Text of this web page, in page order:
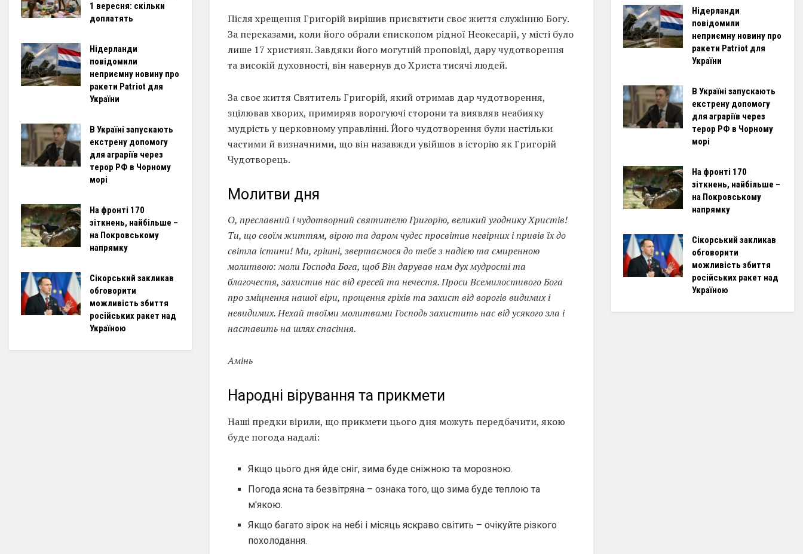
Після хрещення Григорій вирішив присвятити своє життя служінню Богу.
За переказами, коли його обрали єпископом рідної Неокесарії, у місті було
лише 17 християн. Завдяки його могутній проповіді, дару чудотворення
та високій духовності, він навернув до Христа тисячі людей.
За своє життя Святитель Григорій, який отримав дар чудотворення,
зцілював хворих, примиряв ворогуючі сторони та виявляв неабияку
мудрість у церковному управлінні. Його чудотворення були настільки
частими й визначними, що він назавжди увійшов в історію як Григорій
Чудотворець.
Молитви дня
О, преславний і чудотворний святителю Григорію, великий угоднику Христів!
Ти, що своїм життям, вірою та даром чудес просвітив невірних і привів їх до
світла істини! Ми, грішні, звертаємося до тебе з надією та смиренною
молитвою: моли Господа Бога, щоб Він дарував нам дух мудрості та
благочестя, захистив нас від єресей та нечестя. Проси Всемилостивого Бога
про зміцнення нашої віри, прощення гріхів та захист від ворогів видимих і
невидимих. Нехай твоїми молитвами Господь захистить нас від усякого зла і
наставить на шлях спасіння.
Амінь
Народні вірування та прикмети
Наші предки вірили, що прикмети цього дня можуть передбачити, якою
буде погода надалі:
Якщо цього дня йде сніг, зима буде сніжною та морозною.
Погода ясна та безвітряна – ознака того, що зима буде теплою та
м'якою.
Якщо багато зірок на небі і місяць яскраво світить – очікуйте різкого
похолодання.
1 вересня: скільки
доплатять
Нідерланди
повідомили
неприємну новину про
ракети Patriot для
України
В Україні запускають
екстрену допомогу
для аграріїв через
терор РФ в Чорному
морі
На фронті 170
зіткнень, найбільше –
на Покровському
напрямку
Сікорський закликав
обговорити
можливість збиття
російських ракет над
Україною
Нідерланди
повідомили
неприємну новину про
ракети Patriot для
України
В Україні запускають
екстрену допомогу
для аграріїв через
терор РФ в Чорному
морі
На фронті 170
зіткнень, найбільше –
на Покровському
напрямку
Сікорський закликав
обговорити
можливість збиття
російських ракет над
Україною